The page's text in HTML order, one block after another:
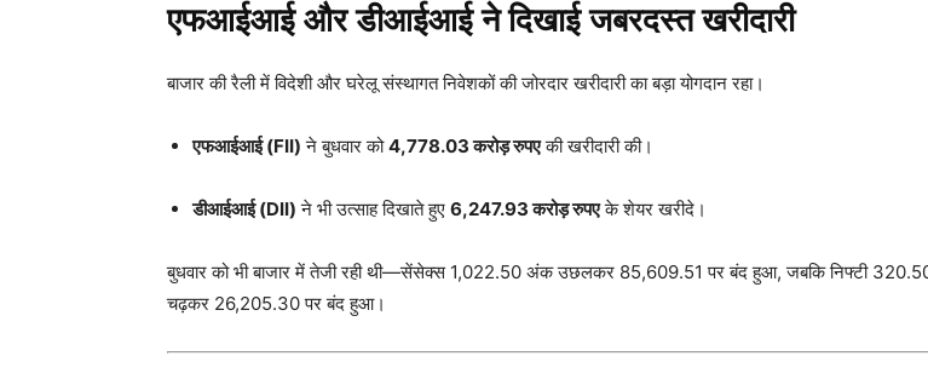
एफआईआई और डीआईआई ने दिखाई जबरदस्त खरीदारी
बाजार की रैली में विदेशी और घरेलू संस्थागत निवेशकों की जोरदार खरीदारी का बड़ा योगदान रहा।
एफआईआई (FII) ने बुधवार को4,778.03 करोड़ रुपएकी खरीदारी की।
डीआईआई (DII) ने भी उत्साह दिखाते हुए 6,247.93 करोड़ रुपएके शेयर खरीदे।
बुधवार को भी बाजार में तेजी रही थी—सेंसेक्स 1,022.50 अंक उछलकर 85,609.51 पर बंद हुआ, जबकि निफ्टी
चढ़कर 26,205.30 पर बंद हुआ।